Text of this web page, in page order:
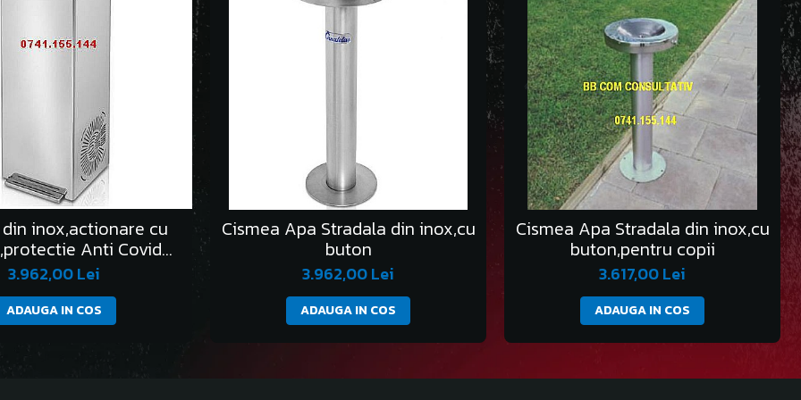
inox,actionare cu
Anti Covid
19,apa curenta
3.962,00 Lei
ADAUGA IN COS
Cismea Apa Stradala din inox,cu
buton
3.962,00 Lei
ADAUGA IN COS
Cismea Apa Stradala din inox,cu
buton,pentru copii
3.617,00 Lei
ADAUGA IN COS